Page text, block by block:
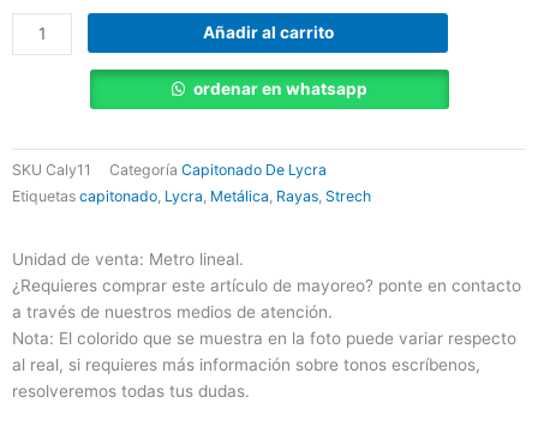
Capitonado
Lycra
cantidad
Añadir al carrito
ordenar en whatsapp
SKU Caly11 Categoría Capitonado De Lycra
Etiquetas capitonado, Lycra, Metálica, Rayas, Strech
Unidad de venta: Metro lineal.
¿Requieres comprar este artículo de mayoreo? ponte en contacto
a través de nuestros medios de atención.
Nota: El colorido que se muestra en la foto puede variar respecto
al real, si requieres más información sobre tonos escríbenos,
resolveremos todas tus dudas.